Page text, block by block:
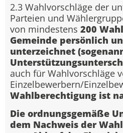
2.3 Wahlvorschläge der
Parteien und
von mindestens 200
Gemeinde persönlich
unterzeichnet
auch für Wahlvorschläge
Einzelbewerbern/
Wahlberechtigung ist
Die ordnungsgemäße
dem Nachweis der